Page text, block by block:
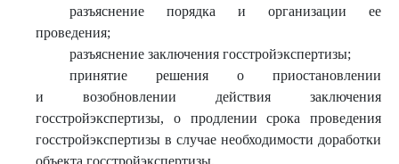
разъяснение порядка и организации ее
проведения;
разъяснение заключения госстройэкспертизы;
принятие решения о приостановлении
и возобновлении действия заключения
госстройэкспертизы, о продлении срока проведения
госстройэкспертизы в случае необходимости доработки
объекта госстройэкспертизы.